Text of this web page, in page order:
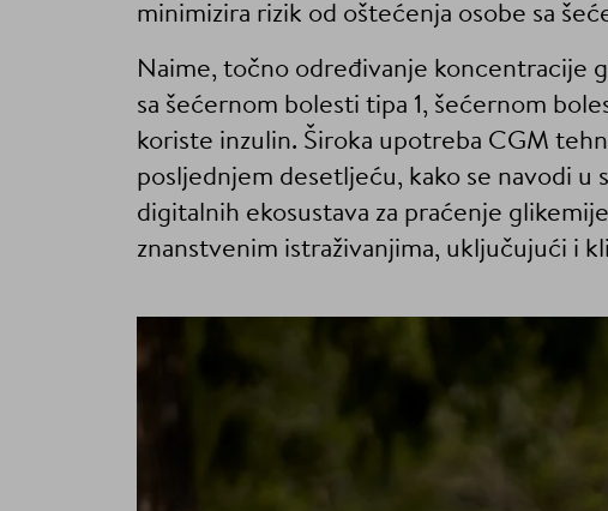
minimizira rizik od oštećenja osobe sa
Naime, točno određivanje koncentracije
sa šećernom bolesti tipa 1, šećernom
koriste inzulin. Široka upotreba CGM
posljednjem desetljeću, kako se navodi
digitalnih ekosustava za praćenje
znanstvenim istraživanjima, uključujući i